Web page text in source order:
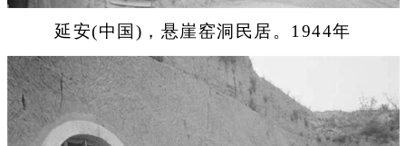
延安(中国)，悬崖窑洞民居。1944年